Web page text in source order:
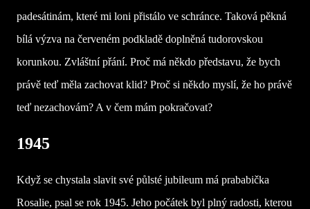
padesátinám, které mi loni přistálo ve schránce. Taková pěkná
bílá výzva na červeném podkladě doplněná tudorovskou
korunkou. Zvláštní přání. Proč má někdo představu, že bych
právě teď měla zachovat klid? Proč si někdo myslí, že ho právě
teď nezachovám? A v čem mám pokračovat?
1945
Když se chystala slavit své půlsté jubileum má prababička
Rosalie, psal se rok 1945. Jeho počátek byl plný radosti, kterou